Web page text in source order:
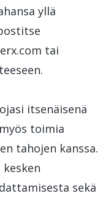
yllä
tai
itsenäisenä
toimia
tahojen kanssa.
sekä